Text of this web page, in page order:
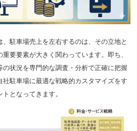
駐車場売上を左右するのは、その立地と
要要素が大きく関わっています。即ち、
状況を専門的な調査・分析で正確に把握
社駐車場に最適な戦略的カスタマイズをす
となってきます。